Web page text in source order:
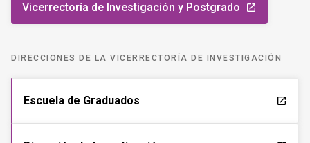
Vicerrectoría de Investigación y Postgrado launch
DIRECCIONES DE LA VICERRECTORÍA DE INVESTIGACIÓN
Escuela de Graduados launch